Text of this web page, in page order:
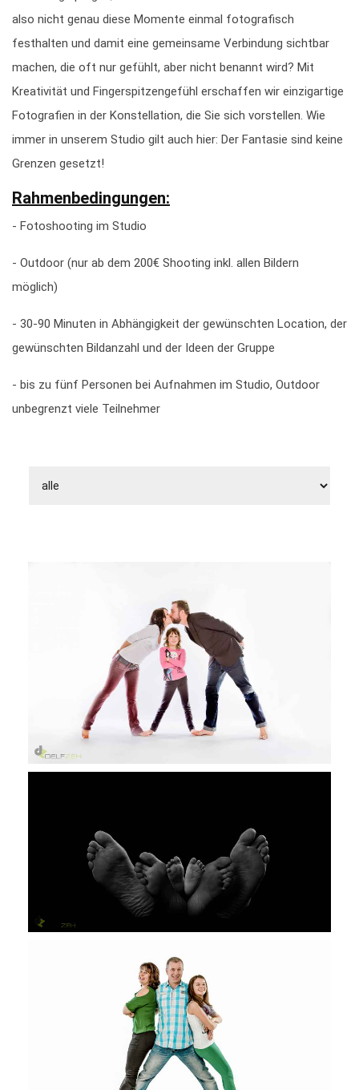
also nicht genau diese Momente einmal fotografisch
festhalten und damit eine gemeinsame Verbindung sichtbar
machen, die oft nur gefühlt, aber nicht benannt wird? Mit
Kreativität und Fingerspitzengefühl erschaffen wir einzigartige
Fotografien in der Konstellation, die Sie sich vorstellen. Wie
immer in unserem Studio gilt auch hier: Der Fantasie sind keine
Grenzen gesetzt!
Rahmenbedingungen:
- Fotoshooting im Studio
- Outdoor (nur ab dem 200€ Shooting inkl. allen Bildern
möglich)
- 30-90 Minuten in Abhängigkeit der gewünschten Location, der
gewünschten Bildanzahl und der Ideen der Gruppe
- bis zu fünf Personen bei Aufnahmen im Studio, Outdoor
unbegrenzt viele Teilnehmer